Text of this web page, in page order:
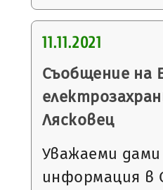
11.11.2021
Съобщение на
Лясковец
Уважаеми
информация в